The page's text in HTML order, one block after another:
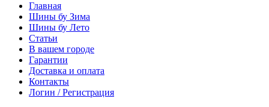
Главная
Шины бу Зима
Шины бу Лето
Статьи
В вашем городе
Гарантии
Доставка и оплата
Контакты
Логин / Регистрация